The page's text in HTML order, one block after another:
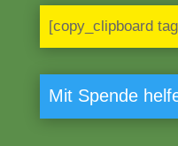
[copy_clipboard
Mit Spende